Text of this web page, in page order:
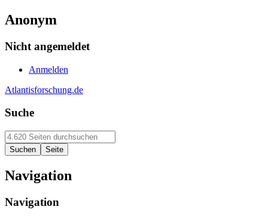
Anonym
Nicht angemeldet
Anmelden
Atlantisforschung.de
Suche
Navigation
Navigation